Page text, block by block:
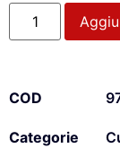
COD
Categorie